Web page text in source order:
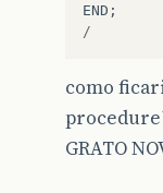
END ;
/
como
GRATO